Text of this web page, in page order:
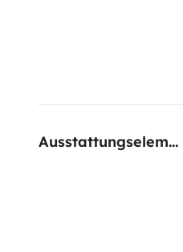
Ausstattungselemente